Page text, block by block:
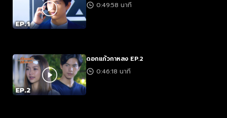
0:49:58 นาที
ดอกแก้วกาหลง EP.2
0:46:18 นาที